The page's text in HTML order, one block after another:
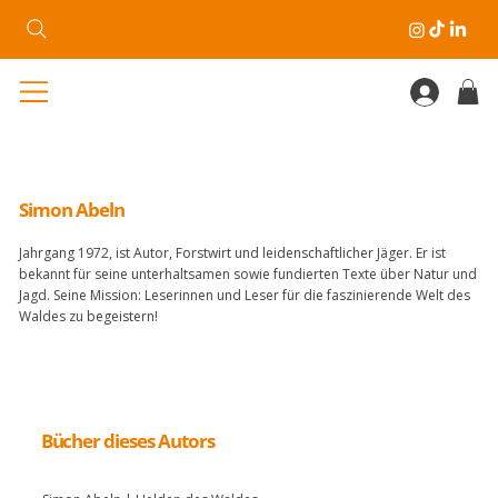
Simon Abeln
Jahrgang 1972, ist Autor, Forstwirt und leidenschaftlicher Jäger. Er ist
bekannt für seine unterhaltsamen sowie fundierten Texte über Natur und
Jagd. Seine Mission: Leserinnen und Leser für die faszinierende Welt des
Waldes zu begeistern!
Bücher dieses Autors